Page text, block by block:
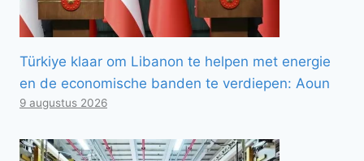
Türkiye klaar om Libanon te helpen met energie
en de economische banden te verdiepen: Aoun
9 augustus 2026